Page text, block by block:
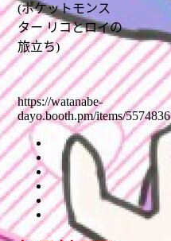
(ポケットモンス
ター リコとロイの
旅立ち)
https://watanabe-
dayo.booth.pm/items/5574836